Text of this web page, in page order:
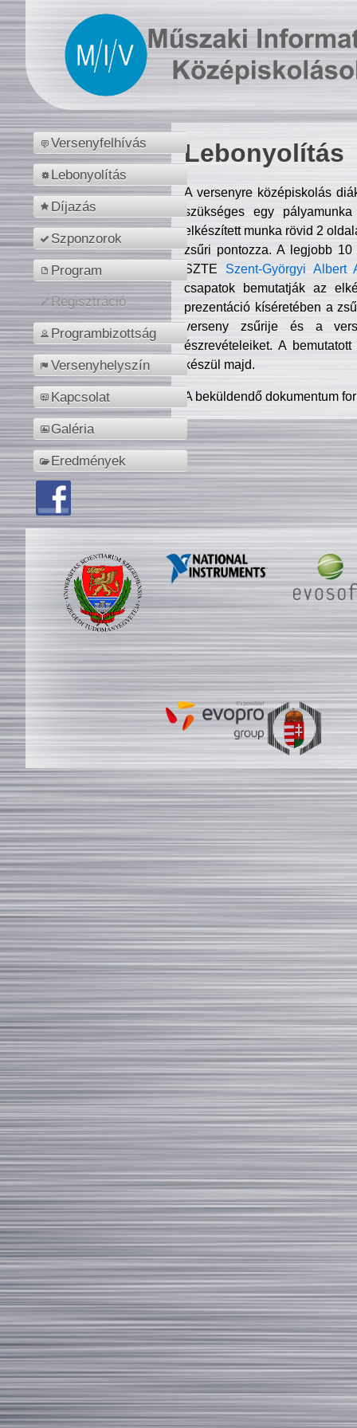
Versenyfelhívás
Lebonyolítás
Díjazás
Szponzorok
Program
Regisztráció
Programbizottság
Versenyhelyszín
Kapcsolat
Galéria
Eredmények
Lebonyolítás
A versenyre középiskolás
szükséges egy
elkészített munka rövid 2
zsűri pontozza. A legjobb
SZTE Szent-Györgyi Albert
csapatok bemutatják az
prezentáció kíséretében a
verseny zsűrije és a
észrevételeiket. A
készül majd.
A beküldendő dokumentum